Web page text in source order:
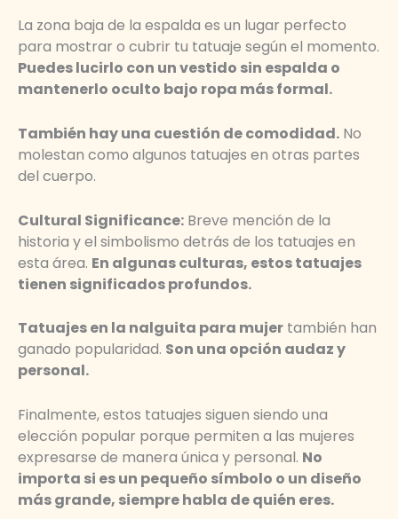
La zona baja de la espalda es un lugar perfecto
para mostrar o cubrir tu tatuaje según el momento.
Puedes lucirlo con un vestido sin espalda o
mantenerlo oculto bajo ropa más formal.
También hay una cuestión de comodidad. No
molestan como algunos tatuajes en otras partes
del cuerpo.
Cultural Significance: Breve mención de la
historia y el simbolismo detrás de los tatuajes en
esta área. En algunas culturas, estos tatuajes
tienen significados profundos.
Tatuajes en la nalguita para mujer también han
ganado popularidad. Son una opción audaz y
personal.
Finalmente, estos tatuajes siguen siendo una
elección popular porque permiten a las mujeres
expresarse de manera única y personal. No
importa si es un pequeño símbolo o un diseño
más grande, siempre habla de quién eres.